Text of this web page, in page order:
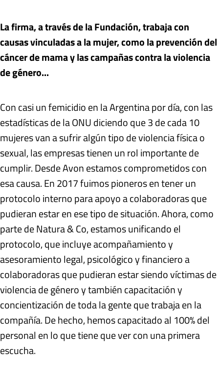
La firma, a través de la Fundación, trabaja con
causas vinculadas a la mujer, como la prevención del
cáncer de mama y las campañas contra la violencia
de género...
Con casi un femicidio en la Argentina por día, con las
estadísticas de la ONU diciendo que 3 de cada 10
mujeres van a sufrir algún tipo de violencia física o
sexual, las empresas tienen un rol importante de
cumplir. Desde Avon estamos comprometidos con
esa causa. En 2017 fuimos pioneros en tener un
protocolo interno para apoyo a colaboradoras que
pudieran estar en ese tipo de situación. Ahora, como
parte de Natura & Co, estamos unificando el
protocolo, que incluye acompañamiento y
asesoramiento legal, psicológico y financiero a
colaboradoras que pudieran estar siendo víctimas de
violencia de género y también capacitación y
concientización de toda la gente que trabaja en la
compañía. De hecho, hemos capacitado al 100% del
personal en lo que tiene que ver con una primera
escucha.